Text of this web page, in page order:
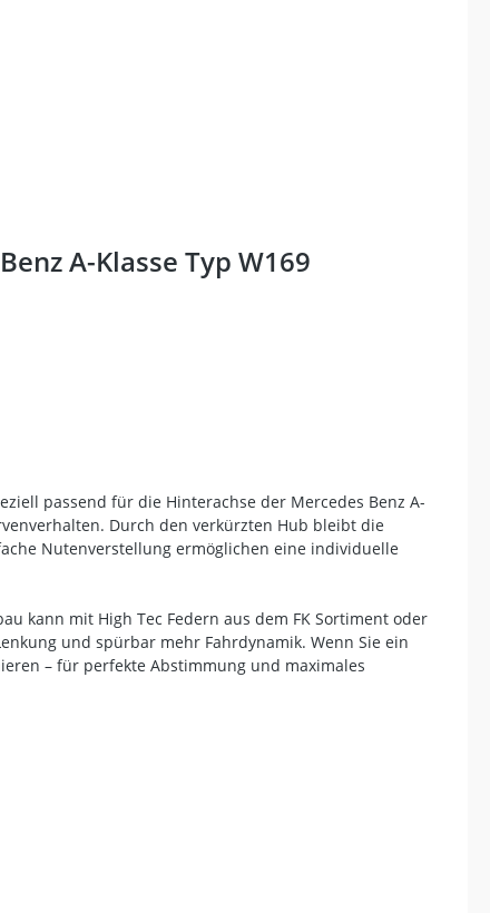
A-Klasse Typ W169
passend für die Hinterachse der Mercedes Benz A-
Durch den verkürzten Hub bleibt die
Nutenverstellung ermöglichen eine individuelle
kann mit High Tec Federn aus dem FK Sortiment oder
und spürbar mehr Fahrdynamik. Wenn Sie ein
– für perfekte Abstimmung und maximales